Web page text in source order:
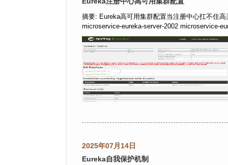
摘要: Eureka高可用集群配置当注册中心扛不住
microservice-eureka-server-2002 microservice-
2025年07月14日
Eureka自我保护机制